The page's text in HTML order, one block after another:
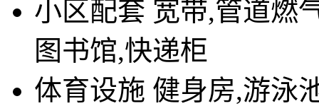
小区配套 宽带,管道燃
图书馆,快递柜
体育设施 健身房,游泳